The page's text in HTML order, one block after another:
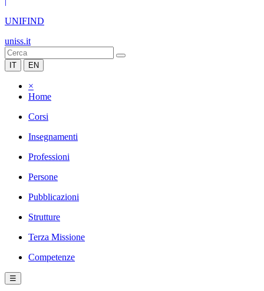
UNIFIND
uniss.it
IT EN
×
Home
Corsi
Insegnamenti
Professioni
Persone
Pubblicazioni
Strutture
Terza Missione
Competenze
☰